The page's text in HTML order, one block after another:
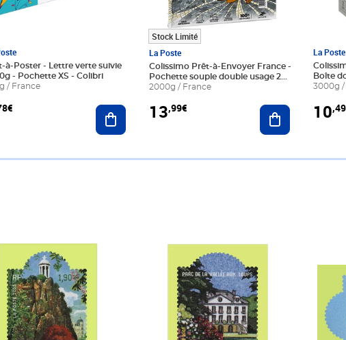
à-Poster - Lettre verte suivie
- Pochette XS - Colibri
/ France
Ajouter au panier
Stock Limité
La Poste
Colissimo Prêt-à-Envoyer France -
Pochette souple double usage 2
kg - Astérix
2000g / France
13,99€ Ajouter au
La Poste
Boîte
kg -
3000g /
10